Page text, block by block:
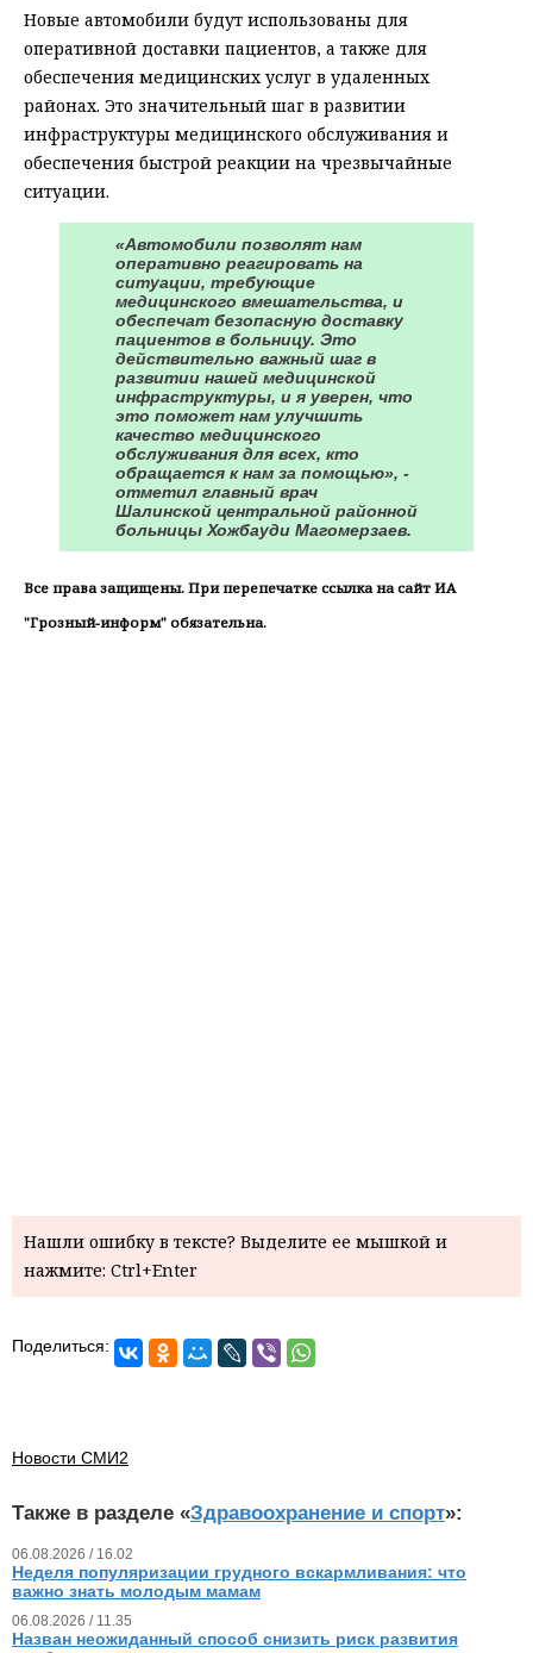
Новые автомобили будут использованы для
оперативной доставки пациентов, а также для
обеспечения медицинских услуг в удаленных
районах. Это значительный шаг в развитии
инфраструктуры медицинского обслуживания и
обеспечения быстрой реакции на чрезвычайные
ситуации.
«Автомобили позволят нам
оперативно реагировать на
ситуации, требующие
медицинского вмешательства, и
обеспечат безопасную доставку
пациентов в больницу. Это
действительно важный шаг в
развитии нашей медицинской
инфраструктуры, и я уверен, что
это поможет нам улучшить
качество медицинского
обслуживания для всех, кто
обращается к нам за помощью», -
отметил главный врач
Шалинской центральной районной
больницы Хожбауди Магомерзаев.
Все права защищены. При перепечатке ссылка на сайт ИА
"Грозный-информ" обязательна.
Нашли ошибку в тексте? Выделите ее мышкой и
нажмите: Ctrl+Enter
Поделиться:
Новости СМИ2
Также в разделе «Здравоохранение и спорт»:
06.08.2026 / 16.02
Неделя популяризации грудного вскармливания: что
важно знать молодым мамам
06.08.2026 / 11.35
Назван неожиданный способ снизить риск развития